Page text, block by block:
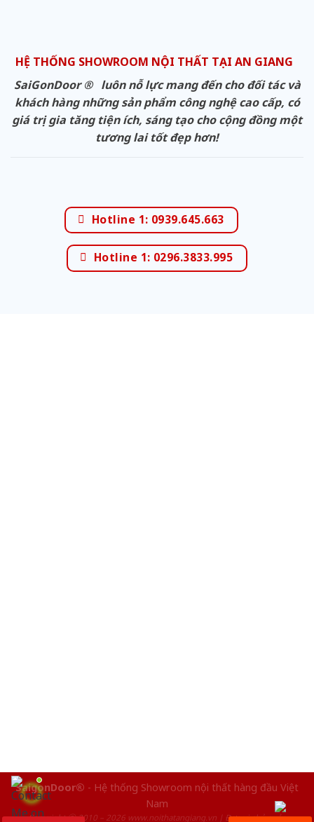
HỆ THỐNG SHOWROOM NỘI THẤT TẠI AN GIANG
SaiGonDoor ® luôn nỗ lực mang đến cho đối tác và
khách hàng những sản phẩm công nghệ cao cấp, có
giá trị gia tăng tiện ích, sáng tạo cho cộng đồng một
tương lai tốt đẹp hơn!
Hotline 1: 0939.645.663
Hotline 1: 0296.3833.995
SaigonDoor® - Hệ thống Showroom nội thất hàng đầu Việt
Nam
Copyright ⓒ 2010 – 2026 www.noithatangiang.vn | Đơn vị chủ quản